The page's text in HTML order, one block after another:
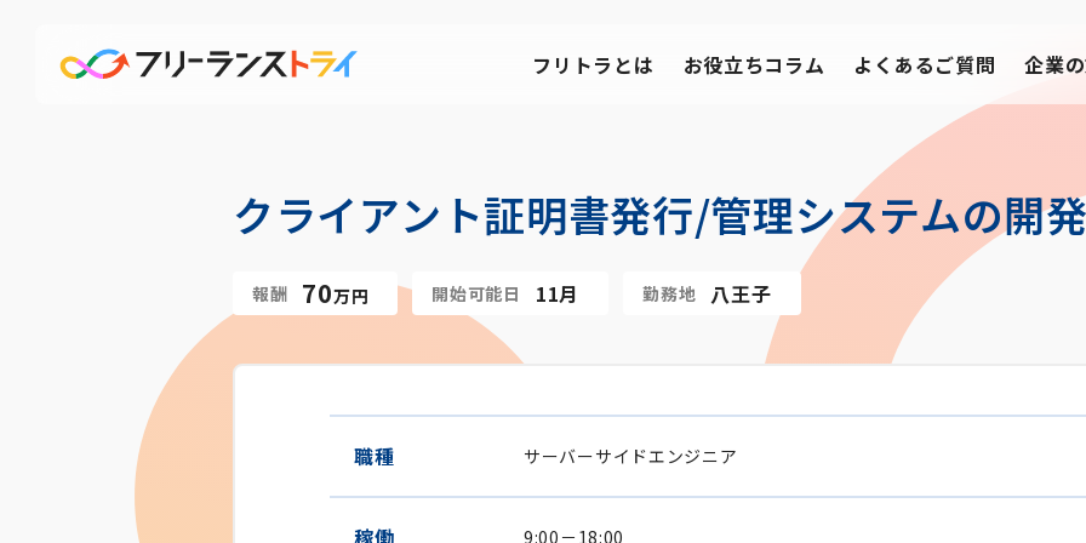
フリトラとは お役立ちコラム よくあるご質問 企業
クライアント証明書発行/管理システムの開
報酬 70万円 開始可能日 11月 勤務地 八王子
職種 サーバーサイドエンジニア
稼働 9:00－18:00